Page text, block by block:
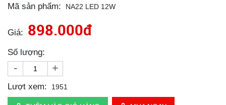
Mã sản phẩm: NA22 LED 12W
Giá: 898.000đ
Số lượng:
- +
Lượt xem: 1951